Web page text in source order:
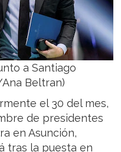
a Santiago
Ana Beltran)
el 30 del mes,
de presidentes
en Asunción,
tras la puesta en